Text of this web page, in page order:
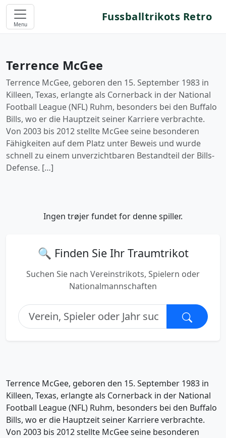
Menu
Fussballtrikots Retro
Terrence McGee
Terrence McGee, geboren den 15. September 1983 in
Killeen, Texas, erlangte als Cornerback in der National
Football League (NFL) Ruhm, besonders bei den Buffalo
Bills, wo er die Hauptzeit seiner Karriere verbrachte.
Von 2003 bis 2012 stellte McGee seine besonderen
Fähigkeiten auf dem Platz unter Beweis und wurde
schnell zu einem unverzichtbaren Bestandteil der Bills-
Defense. […]
Ingen trøjer fundet for denne spiller.
🔍 Finden Sie Ihr Traumtrikot
Suchen Sie nach Vereinstrikots, Spielern oder
Nationalmannschaften
Terrence McGee, geboren den 15. September 1983 in
Killeen, Texas, erlangte als Cornerback in der National
Football League (NFL) Ruhm, besonders bei den Buffalo
Bills, wo er die Hauptzeit seiner Karriere verbrachte.
Von 2003 bis 2012 stellte McGee seine besonderen